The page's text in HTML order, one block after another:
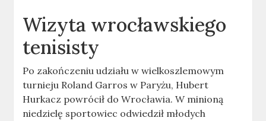
Wizyta wrocławskiego
tenisisty
Po zakończeniu udziału w wielkoszlemowym
turnieju Roland Garros w Paryżu, Hubert
Hurkacz powrócił do Wrocławia. W minioną
niedzielę sportowiec odwiedził młodych